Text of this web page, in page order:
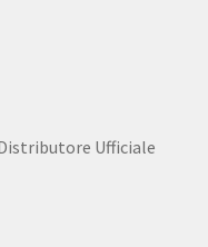
Distributore Ufficiale